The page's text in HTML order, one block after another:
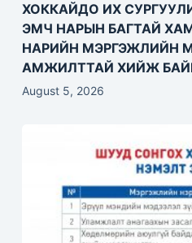
ХОККАЙДО ИХ
ЭМЧ НАРЫН БАГТАЙ
НАРИЙН МЭРГЭЖЛИЙН
АМЖИЛТТАЙ ХИЙЖ
August 5, 2026